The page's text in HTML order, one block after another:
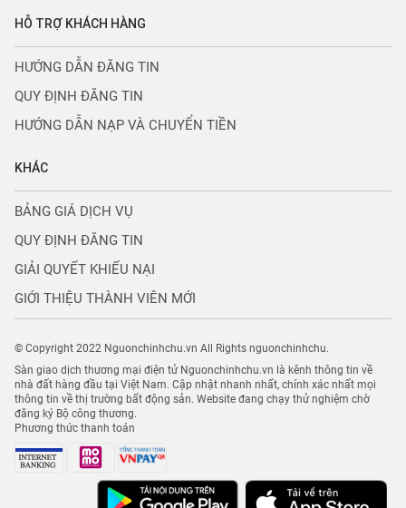
HỖ TRỢ KHÁCH HÀNG
HƯỚNG DẪN ĐĂNG TIN
QUY ĐỊNH ĐĂNG TIN
HƯỚNG DẪN NẠP VÀ CHUYỂN TIỀN
KHÁC
BẢNG GIÁ DỊCH VỤ
QUY ĐỊNH ĐĂNG TIN
GIẢI QUYẾT KHIẾU NẠI
GIỚI THIỆU THÀNH VIÊN MỚI
© Copyright 2022 Nguonchinhchu.vn All Rights nguonchinhchu.
Sàn giao dịch thương mại điện tử Nguonchinhchu.vn là kênh thông tin về
nhà đất hàng đầu tại Việt Nam. Cập nhật nhanh nhất, chính xác nhất mọi
thông tin về thị trường bất động sản. Website đang chạy thử nghiệm chờ
đăng ký Bộ công thương.
Phương thức thanh toán